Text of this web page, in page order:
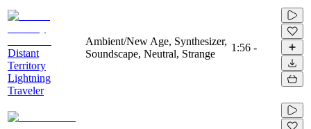
Distant
Territory
Lightning
Traveler
Ambient/New Age, Synthesizer,
Soundscape, Neutral, Strange
1:56 -